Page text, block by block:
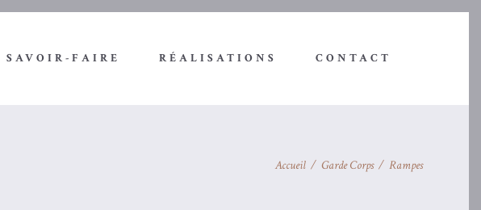
SAVOIR-FAIRE RÉALISATIONS CONTACT
Accueil / Garde Corps/ Rampes